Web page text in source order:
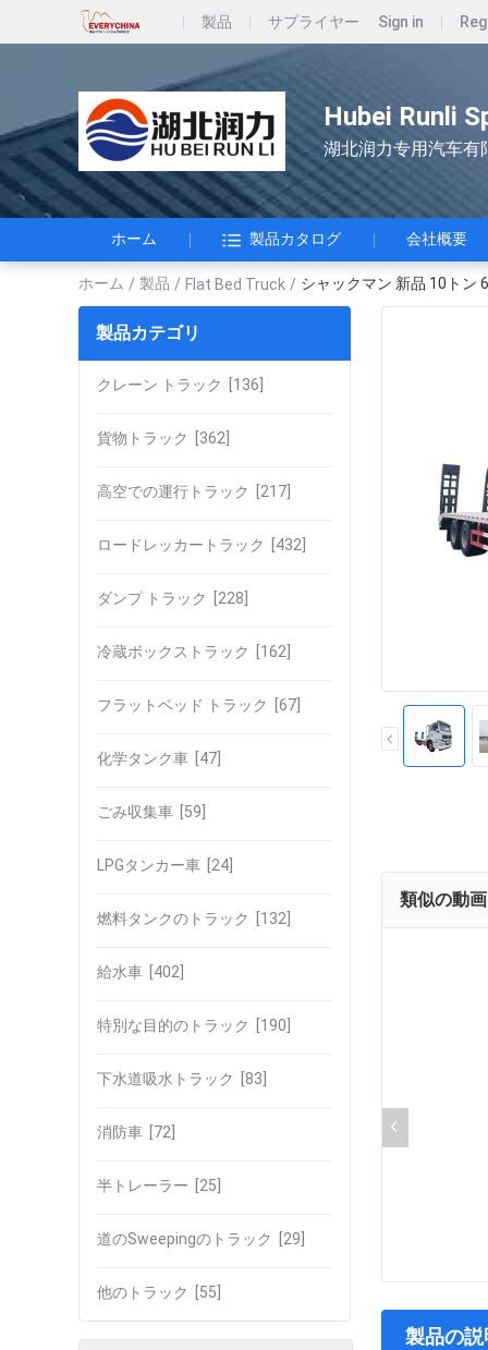
製品 サプライヤー Sign in
Hubei Runli
湖北润力专用汽车有
ホーム 製品カタログ 会社概要
ホーム / 製品 / Flat Bed Truck / シャックマン 新品 10トン
製品カテゴリ
クレーン トラック [136]
貨物トラック [362]
高空での運行トラック [217]
ロードレッカートラック [432]
ダンプ トラック [228]
冷蔵ボックストラック [162]
フラットベッド トラック [67]
化学タンク車 [47]
ごみ収集車 [59]
LPGタンカー車 [24]
燃料タンクのトラック [132]
給水車 [402]
特別な目的のトラック [190]
下水道吸水トラック [83]
消防車 [72]
半トレーラー [25]
道のSweepingのトラック [29]
他のトラック [55]
類似の動
製品の